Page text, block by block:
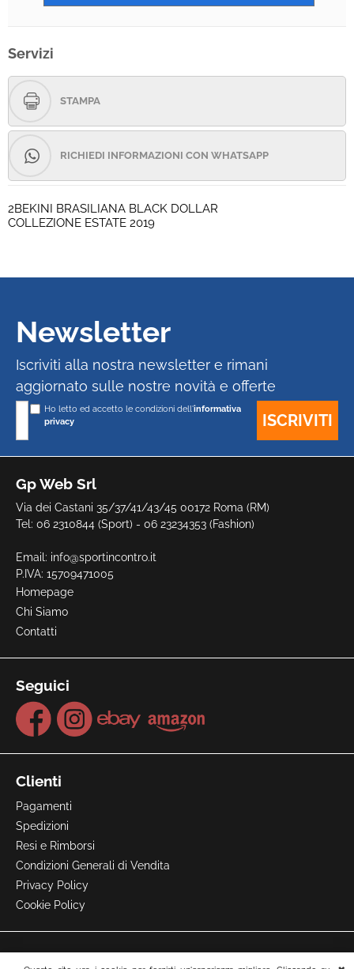
Servizi
STAMPA
RICHIEDI INFORMAZIONI CON WHATSAPP
2BEKINI BRASILIANA BLACK DOLLAR
COLLEZIONE ESTATE 2019
Gp Web Srl
Via dei Castani 35/37/41/43/45 00172 Roma (RM)
Tel: 06 2310844 (Sport) - 06 23234353 (Fashion)
Email: info@sportincontro.it
P.IVA: 15709471005
Homepage
Chi Siamo
Contatti
Seguici
Clienti
Pagamenti
Spedizioni
Resi e Rimborsi
Condizioni Generali di Vendita
Privacy Policy
Cookie Policy
Newsletter
Iscriviti alla nostra newsletter e rimani
aggiornato sulle nostre novità e offerte
Ho letto ed accetto le condizioni dell'informativa
privacy